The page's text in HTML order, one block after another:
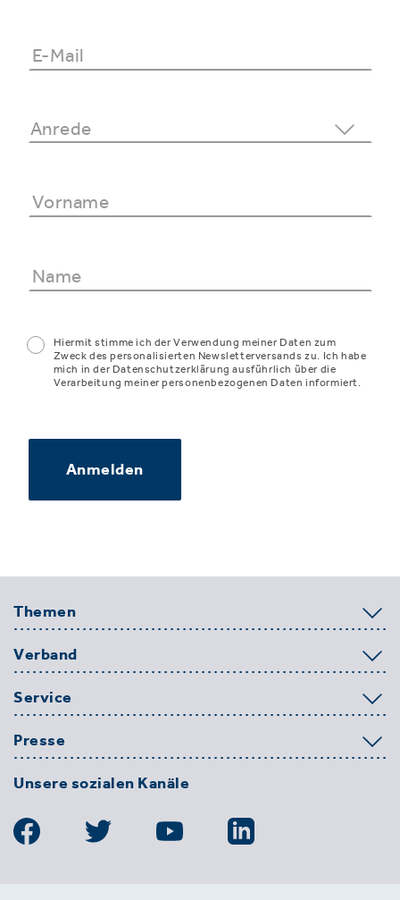
Hiermit stimme ich der Verwendung meiner Daten zum
Zweck des personalisierten Newsletterversands zu. Ich habe
mich in der Datenschutzerklärung ausführlich über die
Verarbeitung meiner personenbezogenen Daten informiert.
Anmelden
Themen
Verband
Service
Presse
Unsere sozialen Kanäle